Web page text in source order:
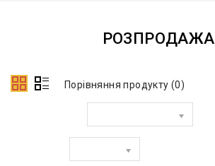
РОЗПРОДАЖА
Порівняння продукту (0)